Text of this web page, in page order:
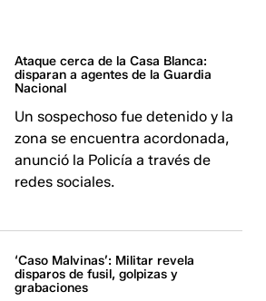
Ataque cerca de la Casa Blanca:
disparan a agentes de la Guardia
Nacional
Un sospechoso fue detenido y la
zona se encuentra acordonada,
anunció la Policía a través de
redes sociales.
‘Caso Malvinas’: Militar revela
disparos de fusil, golpizas y
grabaciones